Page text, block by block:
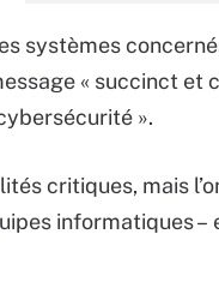
systèmes
« succinct et
».
critiques, mais
informatiques –